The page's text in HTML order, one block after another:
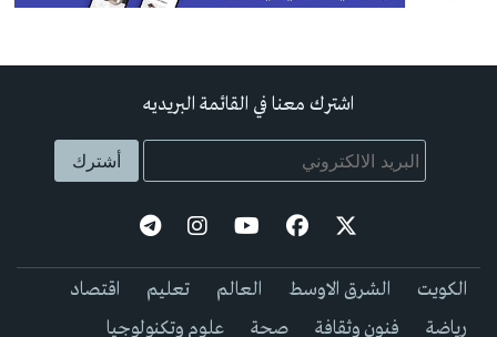
اشترك معنا في القائمة البريديه
الكويت الشرق الاوسط العالم تعليم
اقتصاد
رياضة
فنون وثقافة صحة علوم وتكنولوجيا